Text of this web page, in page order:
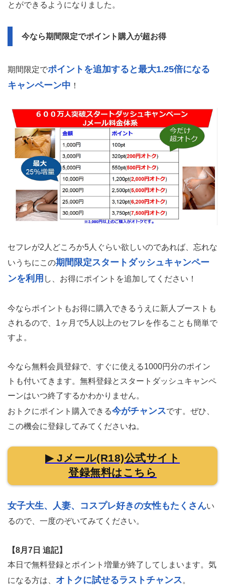
とができるようになりました。
今なら期間限定でポイント購入が超お得
期間限定でポイントを追加すると最大1.25倍になる
キャンペーン中 ！
セフレが2人どころか5人ぐらい欲しいのであれば、忘れな
いうちにこの期間限定スタートダッシュキャンペー
ンを利用 し、お得にポイントを追加してください！
今ならポイントもお得に購入できるうえに新人ブーストも
されるので、1ヶ月で5人以上のセフレを作ることも簡単で
すよ。
今なら無料会員登録で、すぐに使える1000円分のポイン
トも付いてきます。 無料登録とスタートダッシュキャンペ
ーンはいつ終了するかわかりません。
おトクにポイント購入できる今がチャンスです。ぜひ、
この機会に登録してみてくださいね。
▶ Jメール(R18)公式サイト
登録無料はこちら
女子大生、人妻、コスプレ好きの女性もたくさんい
るので、一度のぞいてみてください。
【8月7日 追記】
本日で無料登録とポイント増量が終了してしまいます。気
になる方は、 オトクに試せるラストチャンス。